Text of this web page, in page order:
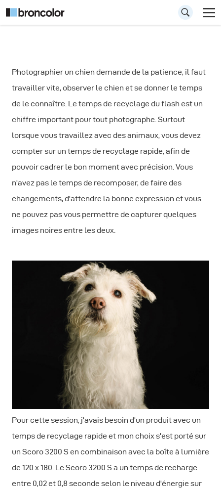
photographier un
chien
Photographier un chien demande de la patience, il faut
travailler vite, observer le chien et se donner le temps
de le connaître. Le temps de recyclage du flash est un
chiffre important pour tout photographe. Surtout
lorsque vous travaillez avec des animaux, vous devez
compter sur un temps de recyclage rapide, afin de
pouvoir cadrer le bon moment avec précision. Vous
n'avez pas le temps de recomposer, de faire des
changements, d'attendre la bonne expression et vous
ne pouvez pas vous permettre de capturer quelques
images noires entre les deux.
Pour cette session, j'avais besoin d'un produit avec un
temps de recyclage rapide et mon choix s'est porté sur
un Scoro 3200 S en combinaison avec la boîte à lumière
de 120 x 180. Le Scoro 3200 S a un temps de recharge
entre 0,02 et 0,8 seconde selon le niveau d'énergie sur